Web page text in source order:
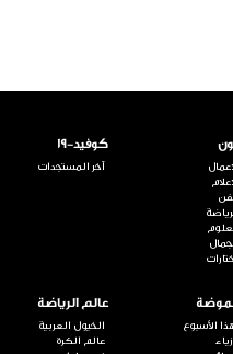
كوفيد-19
آخر المستجدات
الأسبوع
عالم الرياضة
الخيول العربية
عالم الكرة